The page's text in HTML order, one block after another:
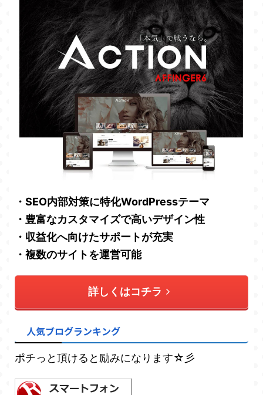
・SEO内部対策に特化WordPressテーマ
・豊富なカスタマイズで高いデザイン性
・収益化へ向けたサポートが充実
・複数のサイトを運営可能
詳しくはコチラ
人気ブログランキング
ポチっと頂けると励みになります☆彡